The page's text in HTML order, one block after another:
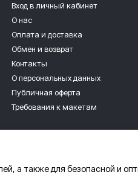
Вход в личный кабинет
О нас
Оплата и доставка
Обмен и возврат
Контакты
О персональных данных
Публичная оферта
Требования к макетам
а также для безопасной и